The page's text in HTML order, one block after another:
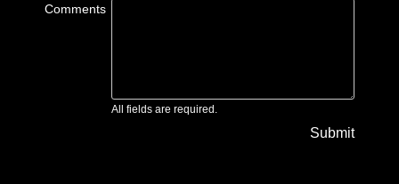
Comments
All fields are required.
Submit